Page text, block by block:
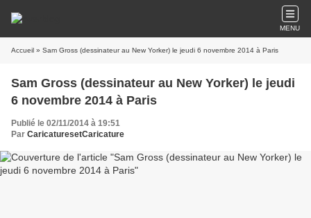
MENU
Accueil » Sam Gross (dessinateur au New Yorker) le jeudi 6 novembre 2014 à Paris
Sam Gross (dessinateur au New Yorker) le jeudi
6 novembre 2014 à Paris
Publié le 02/11/2014 à 19:51
Par CaricaturesetCaricature